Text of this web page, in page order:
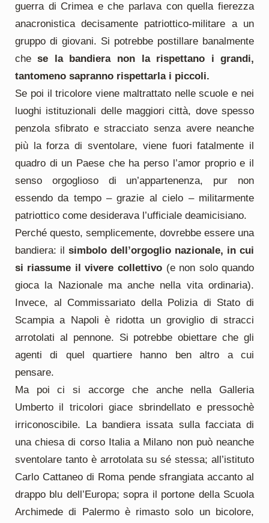
guerra di Crimea e che parlava con quella fierezza
anacronistica decisamente patriottico-militare a un
gruppo di giovani. Si potrebbe postillare banalmente
chese la bandiera non la rispettano i grandi,
tantomeno sapranno rispettarla i piccoli.
Se poi il tricolore viene maltrattato nelle scuole e nei
luoghi istituzionali delle maggiori città, dove spesso
penzola sfibrato e stracciato senza avere neanche
più la forza di sventolare, viene fuori fatalmente il
quadro di un Paese che ha perso l’amor proprio e il
senso orgoglioso di un’appartenenza, pur non
essendo da tempo – grazie al cielo – militarmente
patriottico come desiderava l’ufficiale deamicisiano.
Perché questo, semplicemente, dovrebbe essere una
bandiera: il simbolo dell’orgoglio nazionale, in cui
si riassume il vivere collettivo (e non solo quando
gioca la Nazionale ma anche nella vita ordinaria).
Invece, al Commissariato della Polizia di Stato di
Scampia a Napoli è ridotta un groviglio di stracci
arrotolati al pennone. Si potrebbe obiettare che gli
agenti di quel quartiere hanno ben altro a cui
pensare.
Ma poi ci si accorge che anche nella Galleria
Umberto il tricolori giace sbrindellato e pressochè
irriconoscibile. La bandiera issata sulla facciata di
una chiesa di corso Italia a Milano non può neanche
sventolare tanto è arrotolata su sé stessa; all’istituto
Carlo Cattaneo di Roma pende sfrangiata accanto al
drappo blu dell’Europa; sopra il portone della Scuola
Archimede di Palermo è rimasto solo un bicolore,